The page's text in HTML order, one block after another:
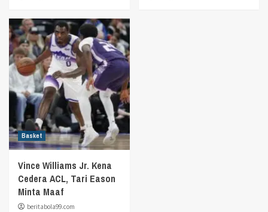
Basket
Vince Williams Jr. Kena
Cedera ACL, Tari Eason
Minta Maaf
beritabola99.com